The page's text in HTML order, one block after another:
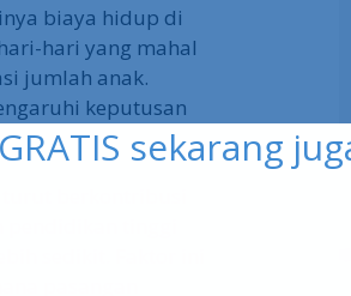
sekarang
biaya hidup di
hari yang mahal
jumlah anak.
keputusan
berkontribusi
tinggi
sedikit. Faktor ini
pasangan